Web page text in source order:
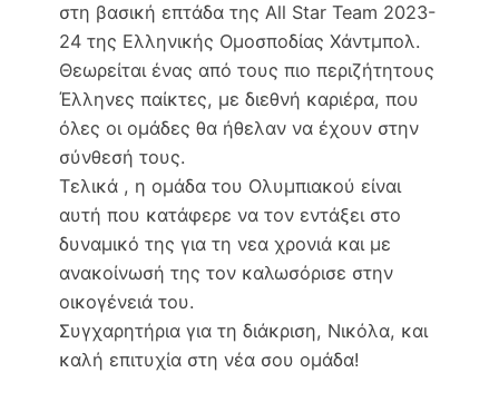
στη βασική επτάδα της All Star Team 2023-
24 της Ελληνικής Ομοσποδίας Χάντμπολ.
Θεωρείται ένας από τους πιο περιζήτητους
Έλληνες παίκτες, με διεθνή καριέρα, που
όλες οι ομάδες θα ήθελαν να έχουν στην
σύνθεσή τους.
Τελικά , η ομάδα του Ολυμπιακού είναι
αυτή που κατάφερε να τον εντάξει στο
δυναμικό της για τη νεα χρονιά και με
ανακοίνωσή της τον καλωσόρισε στην
οικογένειά του.
Συγχαρητήρια για τη διάκριση, Νικόλα, και
καλή επιτυχία στη νέα σου ομάδα!